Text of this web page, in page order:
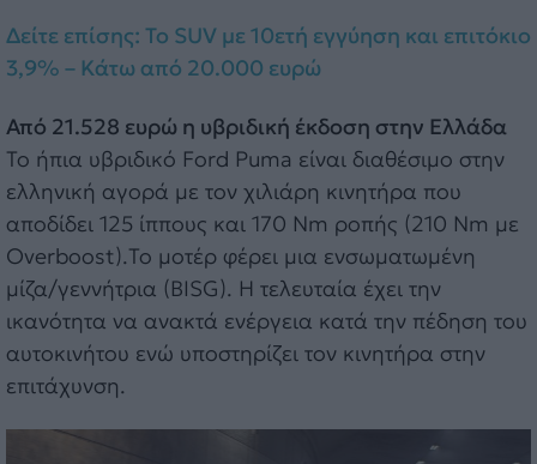
Δείτε επίσης: Το SUV με 10ετή εγγύηση και επιτόκιο
3,9% – Κάτω από 20.000 ευρώ
Από 21.528 ευρώ η υβριδική έκδοση στην Ελλάδα
Το ήπια υβριδικό Ford Puma είναι διαθέσιμο στην
ελληνική αγορά με τον χιλιάρη κινητήρα που
αποδίδει 125 ίππους και 170 Nm ροπής (210 Nm με
Overboost).Το μοτέρ φέρει μια ενσωματωμένη
μίζα/γεννήτρια (BISG). Η τελευταία έχει την
ικανότητα να ανακτά ενέργεια κατά την πέδηση του
αυτοκινήτου ενώ υποστηρίζει τον κινητήρα στην
επιτάχυνση.